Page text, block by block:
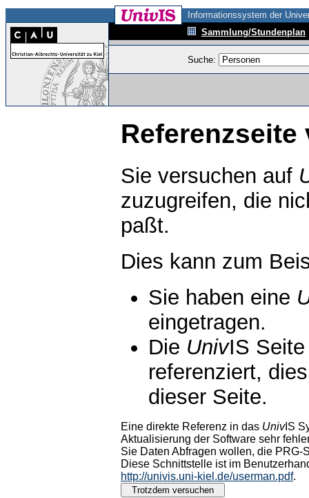
Informationssystem der
Sammlung/Stundenplan
Suche:
Referenzseite
Sie versuchen auf
zuzugreifen, die
paßt.
Dies kann zum
Sie haben eine
eingetragen.
Die UnivIS
referenziert,
dieser Seite.
Eine direkte Referenz in das UnivIS
Aktualisierung der Software sehr
Sie Daten Abfragen wollen, die PRG-
Diese Schnittstelle ist im
http://univis.uni-kiel.de/userman.pdf.